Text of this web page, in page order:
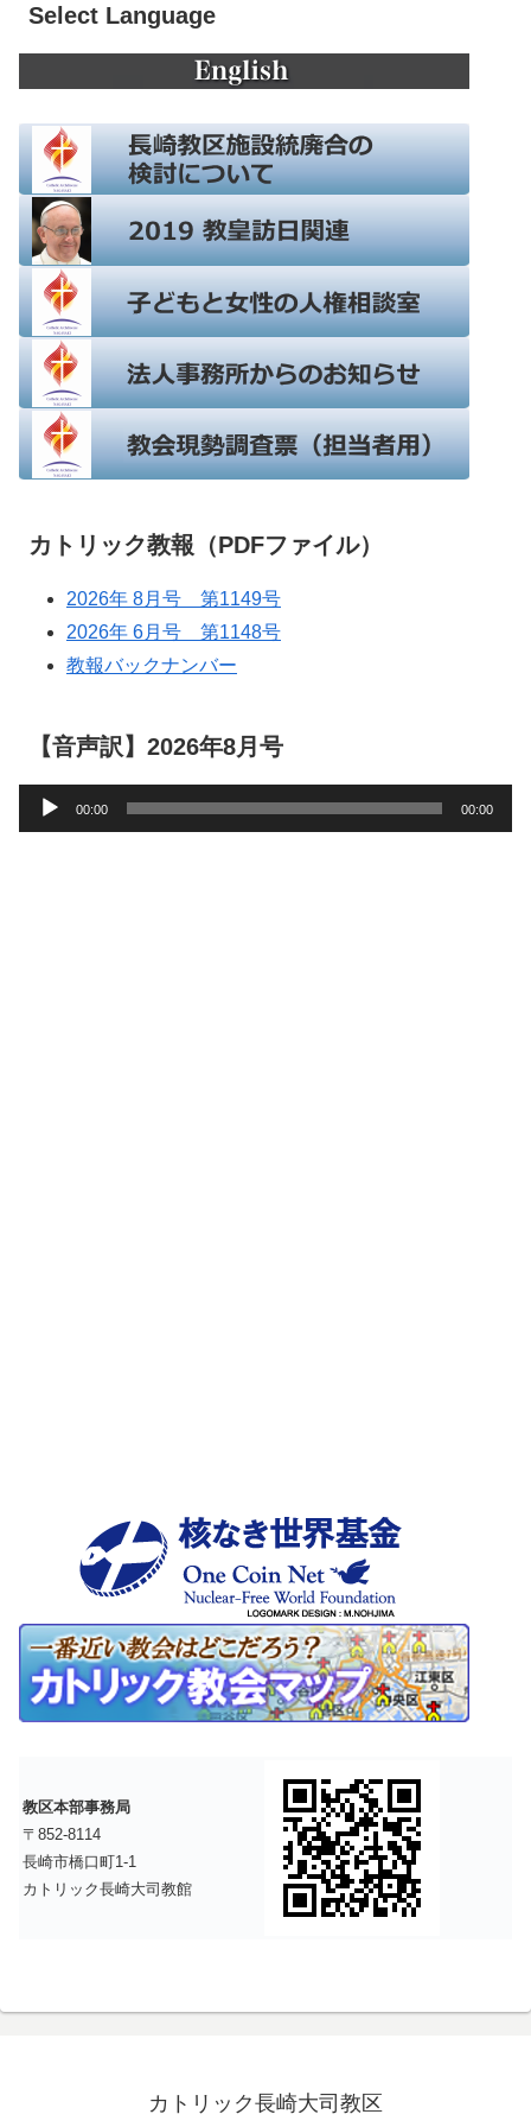
Select Language
カトリック教報（PDFファイル）
2026年 8月号 第1149号
2026年 6月号 第1148号
教報バックナンバー
【音声訳】2026年8月号
声
00:00 00:00
教区本部事務局
〒852-8114
長崎市橋口町1-1
カトリック長崎大司教館
カトリック長崎大司教区